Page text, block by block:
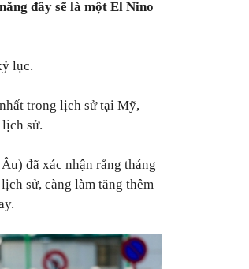
đây sẽ là một El Nino
lục.
trong lịch sử tại Mỹ,
sử.
đã xác nhận rằng tháng
sử, càng làm tăng thêm